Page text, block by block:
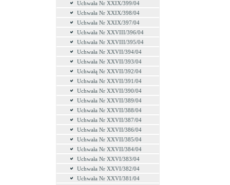
Uchwała Nr XXIX/399/04
Uchwała Nr XXIX/398/04
Uchwała Nr XXIX/397/04
Uchwała Nr XXVIII/396/04
Uchwała Nr XXVIII/395/04
Uchwała Nr XXVII/394/04
Uchwała Nr XXVII/393/04
Uchwałą Nr XXVII/392/04
Uchwała Nr XXVII/391/04
Uchwała Nr XXVII/390/04
Uchwała Nr XXVII/389/04
Uchwała Nr XXVII/388/04
Uchwała Nr XXVII/387/04
Uchwała Nr XXVII/386/04
Uchwała Nr XXVII/385/04
Uchwała Nr XXVII/384/04
Uchwała Nr XXVI/383/04
Uchwała Nr XXVI/382/04
Uchwała Nr XXVI/381/04